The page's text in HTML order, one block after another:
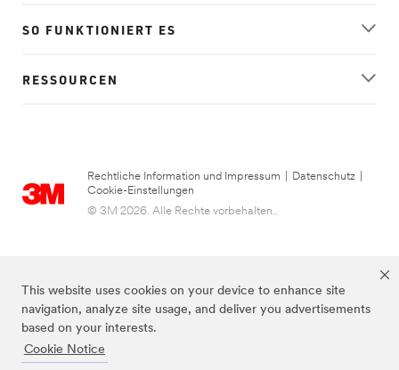
This website uses cookies on your device to enhance site
navigation, analyze site usage, and deliver you advertisements
based on your interests.
Cookie Notice
SO FUNKTIONIERT ES
RESSOURCEN
Rechtliche Information und Impressum Datenschutz
Cookie-Einstellungen
© 3M 2026. Alle Rechte vorbehalten..